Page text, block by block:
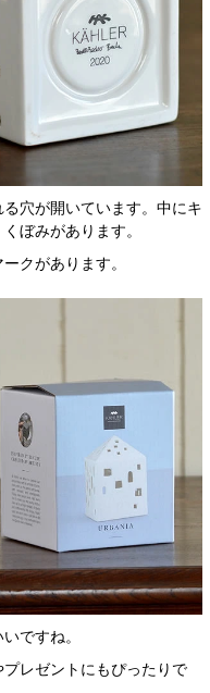
穴が開いています。中にキ
ぼみがあります。
クがあります。
ですね。
レゼントにもぴったりで